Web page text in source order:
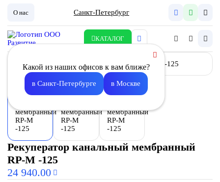
О нас Санкт-Петербург
КАТАЛОГ
Какой из наших офисов к вам ближе?
в Санкт-Петербурге в Москве
Рекуператор канальный мембранный
RP-M -125
24 940.00